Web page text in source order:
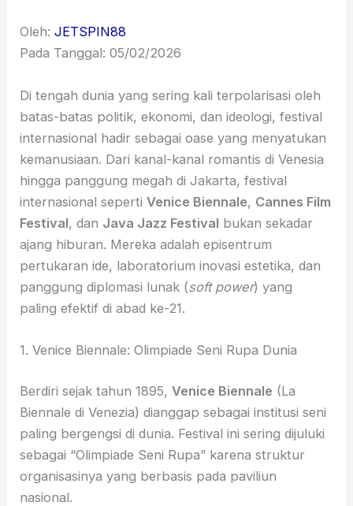
Oleh:JETSPIN88
Pada Tanggal: 05/02/2026
Di tengah dunia yang sering kali terpolarisasi oleh
batas-batas politik, ekonomi, dan ideologi, festival
internasional hadir sebagai oase yang menyatukan
kemanusiaan. Dari kanal-kanal romantis di Venesia
hingga panggung megah di Jakarta, festival
internasional sepertiVenice Biennale, Cannes Film
Festival, dan Java Jazz Festival bukan sekadar
ajang hiburan. Mereka adalah episentrum
pertukaran ide, laboratorium inovasi estetika, dan
panggung diplomasi lunak (soft power) yang
paling efektif di abad ke-21.
1. Venice Biennale: Olimpiade Seni Rupa Dunia
Berdiri sejak tahun 1895,Venice Biennale (La
Biennale di Venezia) dianggap sebagai institusi seni
paling bergengsi di dunia. Festival ini sering dijuluki
sebagai “Olimpiade Seni Rupa” karena struktur
organisasinya yang berbasis pada paviliun
nasional.